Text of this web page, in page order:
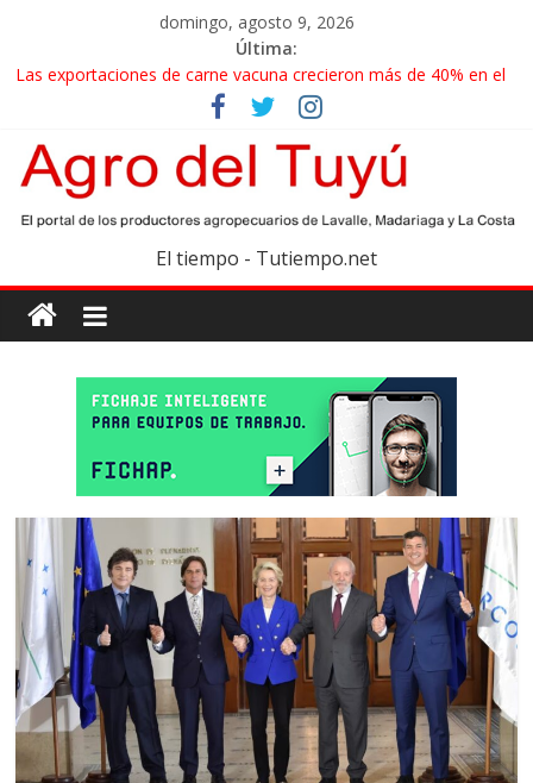
domingo, agosto 9, 2026
Última:
Las exportaciones de carne vacuna crecieron más de 40% en el
La miel, un motor de las economías regionales que enfrenta
nuevos desafíos para exportar
El gobierno bonaerense realizará un censo para actualizar el
mapa de la producción hortiflorícola
Las exportaciones agroindustriales anotaron un récord histórico
en el primer semestre
Maíz: estiman una cosecha récord de 71,5 millones de toneladas
El tiempo - Tutiempo.net